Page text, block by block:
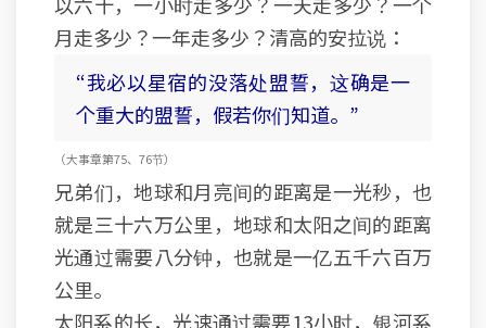
月走多少？一年走多少？清高的安拉说：
“我必以星宿的没落处盟誓，这确是一
个重大的盟誓，假若你们知道。”
（大事 章 第75、76节）
兄弟们，地球和月亮间的距离是一光秒，也
就是三十六万公里，地球和太阳之间的距离
光通过需要八分钟，也就是一亿五千六百万
公里。
太阳系的长，光速通过需要13小时，银河系